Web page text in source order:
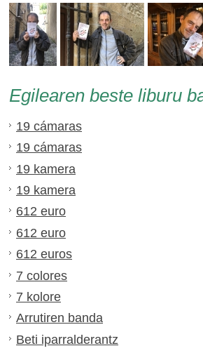
Egilearen beste liburu
19 cámaras
19 cámaras
19 kamera
19 kamera
612 euro
612 euro
612 euros
7 colores
7 kolore
Arrutiren banda
Beti iparralderantz